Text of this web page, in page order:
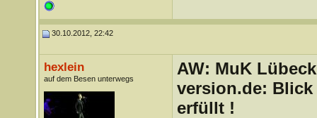
30.10.2012, 22:42
hexlein
auf dem Besen unterwegs
AW: MuK
version.de: Blick
erfüllt !